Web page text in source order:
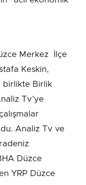
Merkez İlçe
Keskin,
birlikte Birlik
Tv’ye
Analiz Tv ve
Düzce
YRP Düzce